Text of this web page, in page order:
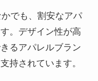
ぜ高い？なぜ人
？安く買える方法
解説！
Rowはなぜ高
でも、割安なアパ
。デザイン性が高
るアパレルブラン
持されています。